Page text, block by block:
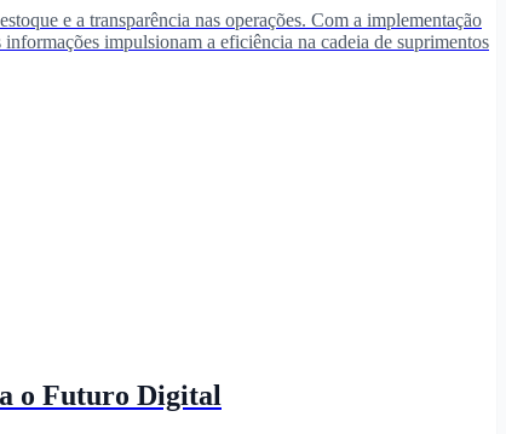
e a transparência nas operações. Com a implementação
impulsionam a eficiência na cadeia de suprimentos
o Futuro Digital